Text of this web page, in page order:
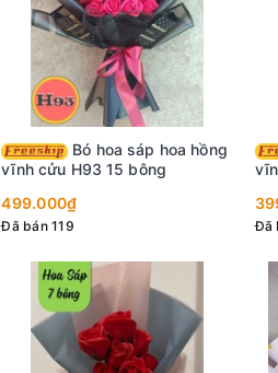
vĩnh cửu H93 15 bông
499.000₫
Đã bán 119 Đã